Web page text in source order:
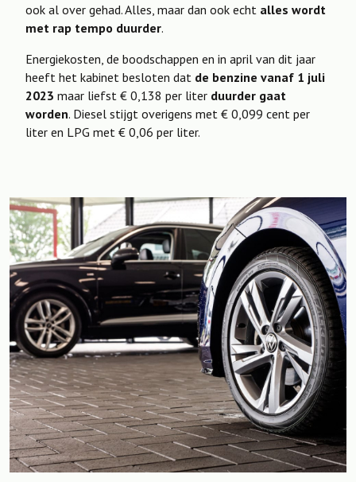
ook al over gehad. Alles, maar dan ook echt alles wordt
met rap tempo duurder.
Energiekosten, de boodschappen en in april van dit jaar
heeft het kabinet besloten dat de benzine vanaf 1 juli
2023 maar liefst € 0,138 per liter duurder gaat
worden. Diesel stijgt overigens met € 0,099 cent per
liter en LPG met € 0,06 per liter.